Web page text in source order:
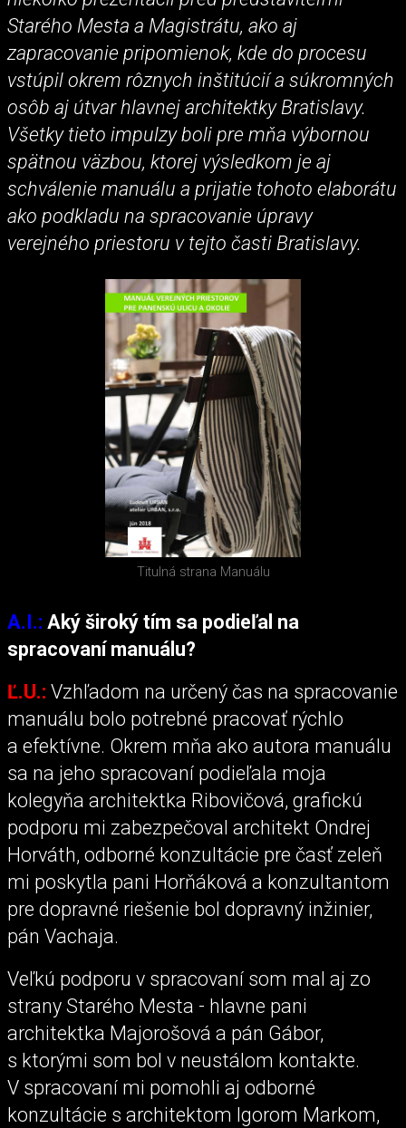
Starého Mesta a Magistrátu, ako aj
zapracovanie pripomienok, kde do procesu
vstúpil okrem rôznych inštitúcií a súkromných
osôb aj útvar hlavnej architektky Bratislavy.
Všetky tieto impulzy boli pre mňa výbornou
spätnou väzbou, ktorej výsledkom je aj
schválenie manuálu a prijatie tohoto elaborátu
ako podkladu na spracovanie úpravy
verejného priestoru v tejto časti Bratislavy.
Titulná strana Manuálu
A.I.: Aký široký tím sa podieľal na
spracovaní manuálu?
Ľ.U.: Vzhľadom na určený čas na spracovanie
manuálu bolo potrebné pracovať rýchlo
a efektívne. Okrem mňa ako autora manuálu
sa na jeho spracovaní podieľala moja
kolegyňa architektka Ribovičová, grafickú
podporu mi zabezpečoval architekt Ondrej
Horváth, odborné konzultácie pre časť zeleň
mi poskytla pani Horňáková a konzultantom
pre dopravné riešenie bol dopravný inžinier,
pán Vachaja.
Veľkú podporu v spracovaní som mal aj zo
strany Starého Mesta - hlavne pani
architektka Majorošová a pán Gábor,
s ktorými som bol v neustálom kontakte.
V spracovaní mi pomohli aj odborné
konzultácie s architektom Igorom Markom,